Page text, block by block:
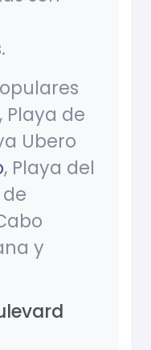
Playa de
Ubero
, Playa del
y